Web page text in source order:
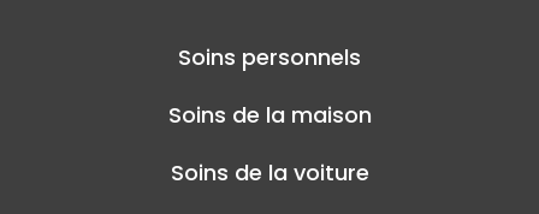
Soins personnels
Soins de la maison
Soins de la voiture